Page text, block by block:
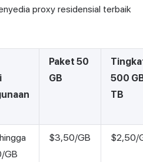
proxy residensial terbaik
Paket 50
GB
500
TB
GB
$3,50/GB $2,50/